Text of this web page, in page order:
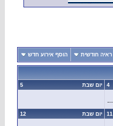
ראיה חודשית הוסף אירוע חדש
4
5 יום שבת
11
12 יום שבת